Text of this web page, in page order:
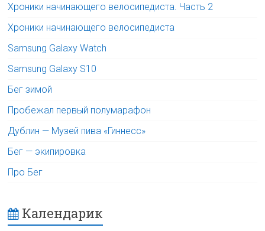
Хроники начинающего велосипедиста. Часть 2
Хроники начинающего велосипедиста
Samsung Galaxy Watch
Samsung Galaxy S10
Бег зимой
Пробежал первый полумарафон
Дублин — Музей пива «Гиннесс»
Бег — экипировка
Про Бег
Календарик